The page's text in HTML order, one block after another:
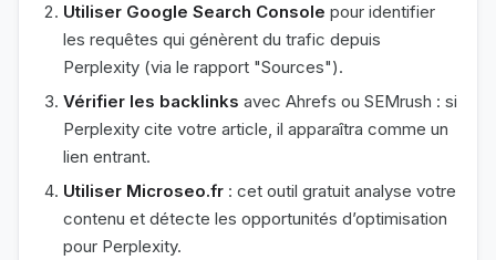
Utiliser Google Search Console pour identifier
les requêtes qui génèrent du trafic depuis
Perplexity (via le rapport "Sources").
Vérifier les backlinks avec Ahrefs ou SEMrush : si
Perplexity cite votre article, il apparaîtra comme un
lien entrant.
Utiliser Microseo.fr : cet outil gratuit analyse votre
contenu et détecte les opportunités d’optimisation
pour Perplexity.